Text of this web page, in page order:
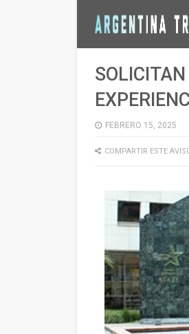
FEBRERO 15, 2025
COMPARTIR ESTE